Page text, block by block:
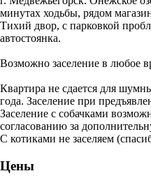
минутах ходьбы, рядом
Тихий двор, с парковкой
автостоянка.
Возможно заселение в любое
Квартира не сдается для
года. Заселение при
Заселение с собачками
согласованию за
С котиками не заселяем
Цены